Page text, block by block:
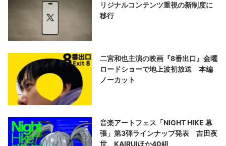
リジナルコンテンツ重視の新制度に
移行
二宮和也主演の映画『8番出口』金曜
ロードショーで地上波初放送 本編
ノーカット
音楽アートフェス「NIGHT HIKE 幕
張」第3弾ラインナップ発表 吉田夜
世、KAIRUIほか40組